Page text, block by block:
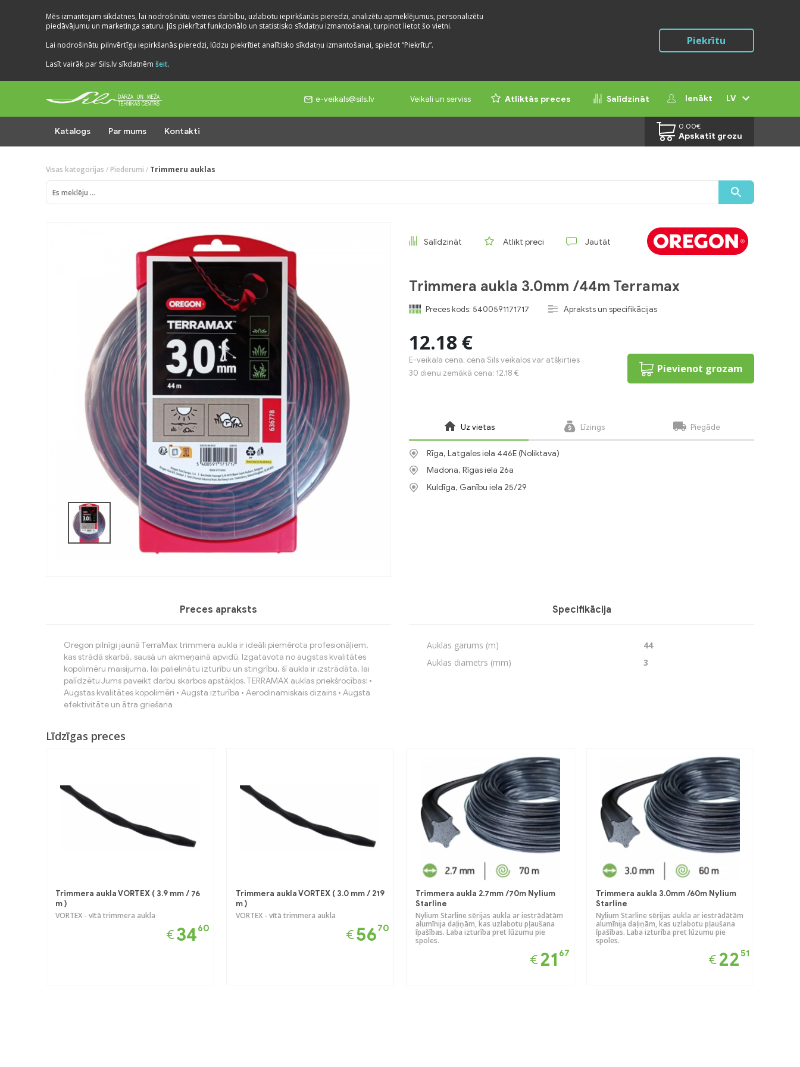
Mēs izmantojam sīkdatnes, lai nodrošinātu vietnes darbību, uzlabotu iepirkšanās pieredzi, analizētu apmeklējumus, personalizētu
piedāvājumu un marketinga saturu. Jūs piekrītat funkcionālo un statistisko sīkdatņu izmantošanai, turpinot lietot šo vietni.
Lai nodrošinātu pilnvērtīgu iepirkšanās pieredzi, lūdzu piekrītiet analītisko sīkdatņu izmantošanai, spiežot “Piekrītu”.
Lasīt vairāk par Sils.lv sīkdatnēm šeit.
Piekrītu
e-veikals@sils.lv Veikali un serviss Atliktās preces Salīdzināt Ienākt LV
Katalogs Par mums Kontakti
0.00€
Apskatīt grozu
Visas kategorijas / Piederumi / Trimmeru auklas
Salīdzināt Atlikt preci Jautāt
Trimmera aukla 3.0mm /44m Terramax
Preces kods: 5400591171717 Apraksts un specifikācijas
12.18 €
E-veikala cena, cena Sils veikalos var atšķirties
30 dienu zemākā cena: 12.18 €
Pievienot grozam
Uz vietas Līzings Piegāde
Rīga, Latgales iela 446E (Noliktava)
Madona, Rīgas iela 26a
Kuldīga, Ganību iela 25/29
Preces apraksts
Oregon pilnīgi jaunā TerraMax trimmera aukla ir ideāli piemērota profesionāļiem,
kas strādā skarbā, sausā un akmeņainā apvidū. Izgatavota no augstas kvalitātes
kopolimēru maisījuma, lai palielinātu izturību un stingrību, šī aukla ir izstrādāta, lai
palīdzētu Jums paveikt darbu skarbos apstākļos. TERRAMAX auklas priekšrocības: •
Augstas kvalitātes kopolimēri • Augsta izturība • Aerodinamiskais dizains • Augsta
efektivitāte un ātra griešana
Specifikācija
Auklas garums (m)
44
Auklas diametrs (mm)
3
Līdzīgas preces
Trimmera aukla VORTEX ( 3.9 mm / 76
m )
VORTEX - vītā trimmera aukla
€3460
Trimmera aukla VORTEX ( 3.0 mm / 219
m )
VORTEX - vītā trimmera aukla
€5670
Trimmera aukla 2.7mm /70m Nylium
Starline
Nylium Starline sērijas aukla ar iestrādātām
alumīnija daļiņām, kas uzlabotu pļaušana
īpašības. Laba izturība pret lūzumu pie
spoles.
€ 21 67
Trimmera aukla 3.0mm /60m Nylium
Starline
Nylium Starline sērijas aukla ar iestrādātām
alumīnija daļiņām, kas uzlabotu pļaušana
īpašības. Laba izturība pret lūzumu pie
spoles.
€2251